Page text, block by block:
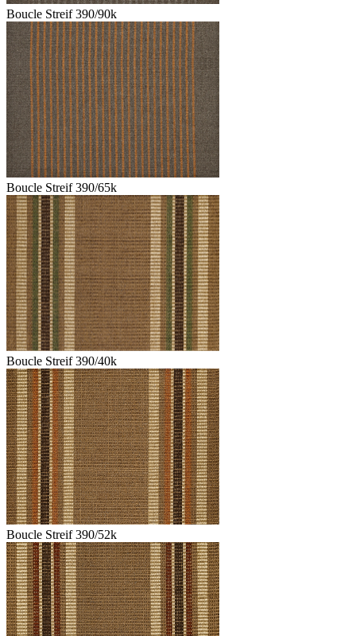
Boucle Streif 390/90k
Boucle Streif 390/65k
Boucle Streif 390/40k
Boucle Streif 390/52k